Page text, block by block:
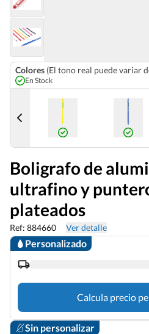
Colores (El tono real puede variar
En Stock
Boligrafo de
ultrafino y
plateados
Ref: 884660 Ver detalle
Personalizado
Calcula precio
Sin personalizar